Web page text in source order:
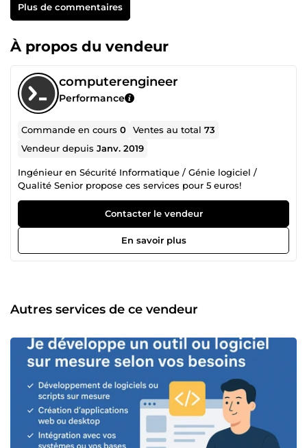
Plus de commentaires
À propos du vendeur
computerengineer
Performance
Commande en cours0 Ventes au total73
Vendeur depuisJanv. 2019
Ingénieur en Sécurité Informatique / Génie logiciel /
Qualité Senior propose ces services pour 5 euros!
Contacter le vendeur
En savoir plus
Autres services de ce vendeur